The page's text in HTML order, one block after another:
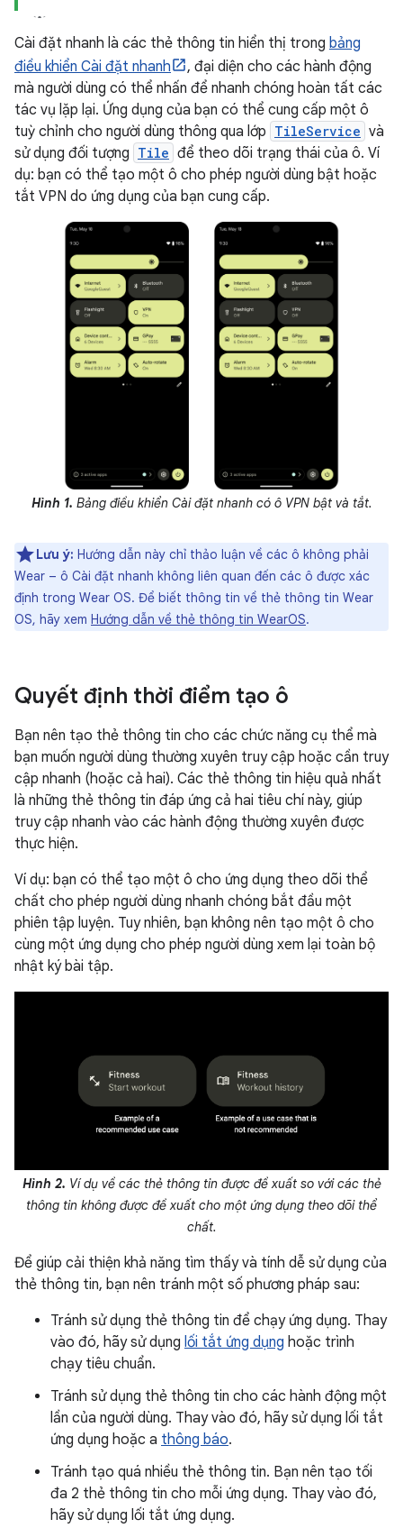
Cài đặt nhanh là các thẻ thông tin hiển thị trong bảng
điều khiển Cài đặt nhanh
, đại diện cho các hành động
mà người dùng có thể nhấn để nhanh chóng hoàn tất các
tác vụ lặp lại. Ứng dụng của bạn có thể cung cấp một ô
tuỳ chỉnh cho người dùng thông qua lớp TileService và
sử dụng đối tượng Tile để theo dõi trạng thái của ô. Ví
dụ: bạn có thể tạo một ô cho phép người dùng bật hoặc
tắt VPN do ứng dụng của bạn cung cấp.
Hình 1. Bảng điều khiển Cài đặt nhanh có ô VPN bật và tắt.
Lưu ý: Hướng dẫn này chỉ thảo luận về các ô không phải
Wear – ô Cài đặt nhanh không liên quan đến các ô được xác
định trong Wear OS. Để biết thông tin về thẻ thông tin Wear
OS, hãy xem Hướng dẫn về thẻ thông tin WearOS.
Quyết định thời điểm tạo ô
Bạn nên tạo thẻ thông tin cho các chức năng cụ thể mà
bạn muốn người dùng thường xuyên truy cập hoặc cần truy
cập nhanh (hoặc cả hai). Các thẻ thông tin hiệu quả nhất
là những thẻ thông tin đáp ứng cả hai tiêu chí này, giúp
truy cập nhanh vào các hành động thường xuyên được
thực hiện.
Ví dụ: bạn có thể tạo một ô cho ứng dụng theo dõi thể
chất cho phép người dùng nhanh chóng bắt đầu một
phiên tập luyện. Tuy nhiên, bạn không nên tạo một ô cho
cùng một ứng dụng cho phép người dùng xem lại toàn bộ
nhật ký bài tập.
Hình 2. Ví dụ về các thẻ thông tin được đề xuất so với các thẻ
thông tin không được đề xuất cho một ứng dụng theo dõi thể
chất.
Để giúp cải thiện khả năng tìm thấy và tính dễ sử dụng của
thẻ thông tin, bạn nên tránh một số phương pháp sau:
Tránh sử dụng thẻ thông tin để chạy ứng dụng. Thay
vào đó, hãy sử dụng lối tắt ứng dụng hoặc trình
chạy tiêu chuẩn.
Tránh sử dụng thẻ thông tin cho các hành động một
lần của người dùng. Thay vào đó, hãy sử dụng lối tắt
ứng dụng hoặc a thông báo.
Tránh tạo quá nhiều thẻ thông tin. Bạn nên tạo tối
đa 2 thẻ thông tin cho mỗi ứng dụng. Thay vào đó,
hãy sử dụng lối tắt ứng dụng.